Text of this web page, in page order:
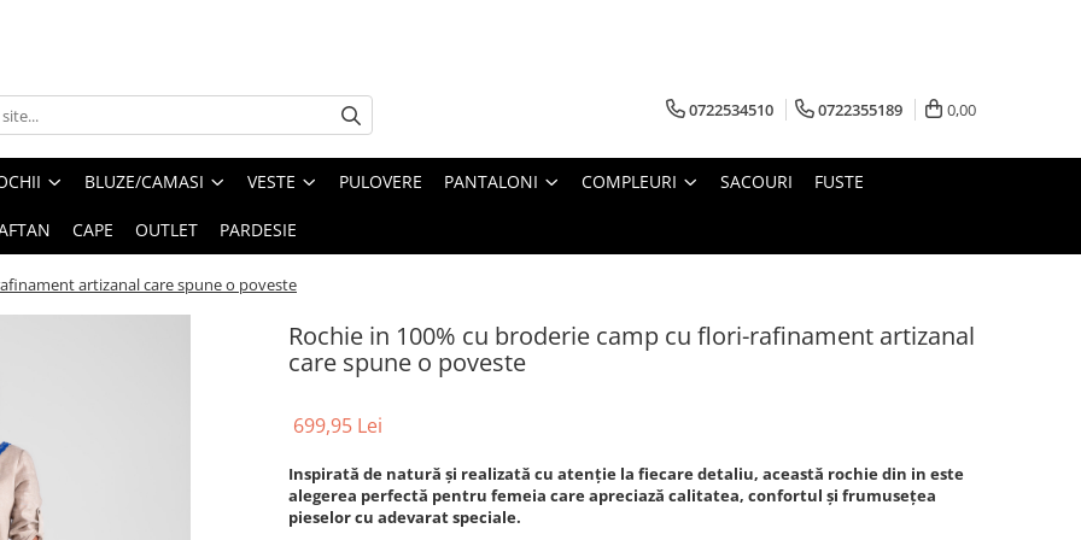
0722534510 0722355189 0,00
BLUZE/CAMASI VESTE PULOVERE PANTALONI COMPLEURI SACOURI FUSTE
CAPE OUTLET PARDESIE
artizanal care spune o poveste
Rochie in 100% cu broderie camp cu flori-rafinament artizanal
care spune o poveste
699,95 Lei
Inspirată de natură și realizată cu atenție la fiecare detaliu, această rochie din in este
alegerea perfectă pentru femeia care apreciază calitatea, confortul și frumusețea
pieselor cu adevarat speciale.